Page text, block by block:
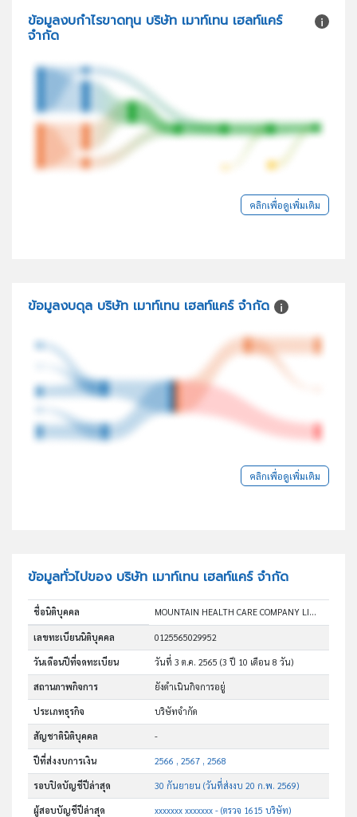
ข้อมูลงบกำไรขาดทุน บริษัท เมาท์เทน เฮลท์แคร์
จำกัด
คลิกเพื่อดูเพิ่มเติม
ข้อมูลงบดุล บริษัท เมาท์เทน เฮลท์แคร์ จำกัด
คลิกเพื่อดูเพิ่มเติม
ข้อมูลทั่วไปของ บริษัท เมาท์เทน เฮลท์แคร์ จำกัด
ชื่อนิติบุคคล MOUNTAIN HEALTH CARE COMPANY LIMITED
เลขทะเบียนนิติบุคคล 0125565029952
วันเดือนปีที่จดทะเบียน วันที่ 3 ต.ค. 2565(3 ปี 10 เดือน 8 วัน)
สถานภาพกิจการ ยังดำเนินกิจการอยู่
ประเภทธุรกิจ บริษัทจำกัด
สัญชาตินิติบุคคล -
ปีที่ส่งงบการเงิน 2566 , 2567 , 2568
รอบปิดบัญชีปีล่าสุด 30 กันยายน (วันที่ส่งงบ 20 ก.พ. 2569)
ผู้สอบบัญชีปีล่าสุด xxxxxxx xxxxxxx - (ตรวจ 1615 บริษัท)